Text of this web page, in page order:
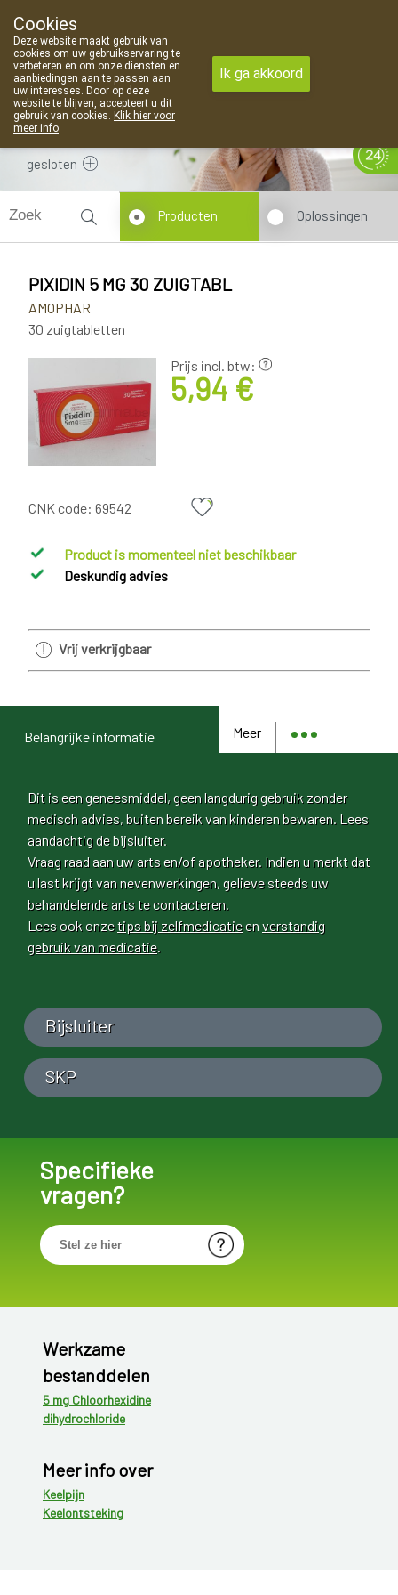
09 373 94 03
gesloten
Producten Oplossingen
PIXIDIN 5 MG 30 ZUIGTABL
AMOPHAR
30 zuigtabletten
Prijs incl. btw:
5,94 €
CNK code: 69542
Product is momenteel niet beschikbaar
Deskundig advies
Vrij verkrijgbaar
Meer
Belangrijke informatie
Dit is een geneesmiddel, geen langdurig gebruik zonder
medisch advies, buiten bereik van kinderen bewaren. Lees
aandachtig de bijsluiter.
Vraag raad aan uw arts en/of apotheker. Indien u merkt dat
u last krijgt van nevenwerkingen, gelieve steeds uw
behandelende arts te contacteren.
Lees ook onzetips bij zelfmedicatieenverstandig
gebruik van medicatie.
Bijsluiter
SKP
Specifieke
vragen?
Werkzame
bestanddelen
5 mg Chloorhexidine
dihydrochloride
Meer info over
Keelpijn
Keelontsteking
Cookies
Deze website maakt gebruik van
cookies om uw gebruikservaring te
verbeteren en om onze diensten en
aanbiedingen aan te passen aan
uw interesses. Door op deze
website te blijven, accepteert u dit
gebruik van cookies. Klik hier voor
meer info.
Ik ga akkoord